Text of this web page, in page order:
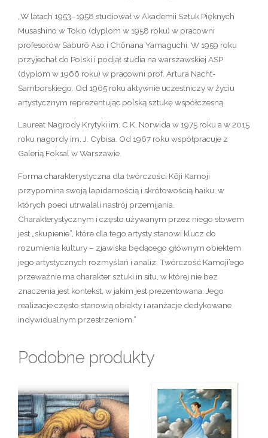
„W latach 1953–1958 studiował w Akademii Sztuk Pięknych
Musashino w Tokio (dyplom w 1958 roku) w pracowni
profesorów Saburō Aso i Chōnana Yamaguchi. W 1959 roku
przyjechał do Polski i podjął studia na warszawskiej ASP
(dyplom w 1966 roku) w pracowni prof. Artura Nacht-
Samborskiego. Od 1965 roku aktywnie uczestniczy w życiu
artystycznym reprezentując polską sztukę współczesną.
Laureat Nagrody Krytyki im. C.K. Norwida w 1975 roku a w 2015
roku nagordy im. J. Cybisa. Od 1967 roku współpracuje z
Galerią Foksal w Warszawie.
Forma charakterystyczna dla twórczości Kōji Kamoji
przypomina swoją lapidarnością i skrótowością haiku, w
których poeci utrwalali nastrój przemijania.
Charakterystycznym i często używanym przez niego słowem
jest „skupienie”, które dla tego artysty stanowi klucz do
rozumienia kultury – zjawiska będącego głównym obiektem
jego artystycznych rozmyślań i analiz. Twórczość Kamoji’ego
przeważnie ma charakter sztuki in situ, w której nie bez
znaczenia jest kontekst, w jakim jest prezentowana. Jego
realizacje często stanowią obiekty i aranżacje dedykowane
indywidualnym przestrzeniom.”
Podobne produkty